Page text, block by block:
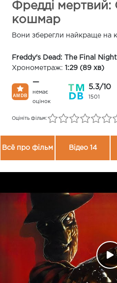
Фредді мертвий:
кошмар
Вони зберегли найкраще на
Freddy's Dead: The Final
Хронометраж: 1:29 (89 хв)
—
немає
оцінок
5.3/10
1501
Оцініть фільм:
Всё про фільм Відео 14